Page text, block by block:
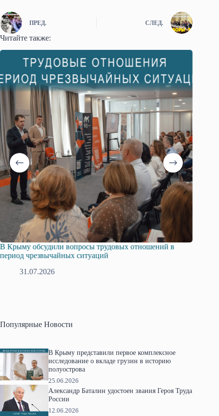
ПРЕД. СЛЕД.
Читайте также:
Русская община Крыма и Федерация независимых
профсоюзов Крыма укрепляют сотрудничество
28.07.2026
Популярные Новости
В Крыму представили первое комплексное
исследование о вкладе грузин в историю
полуострова
25.06.2026
Александр Баталин удостоен звания Героя Труда
России
12.06.2026